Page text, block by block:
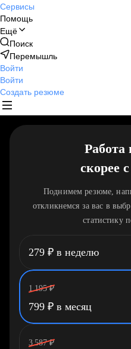
Сервисы
Помощь
Ещё
Поиск
Перемышль
Войти
Войти
Создать резюме
Работа
скорее c
Поднимем резюме,
откликнемся за вас в
статистику
279 ₽ в неделю
1 195 ₽
799 ₽ в месяц
3 587 ₽